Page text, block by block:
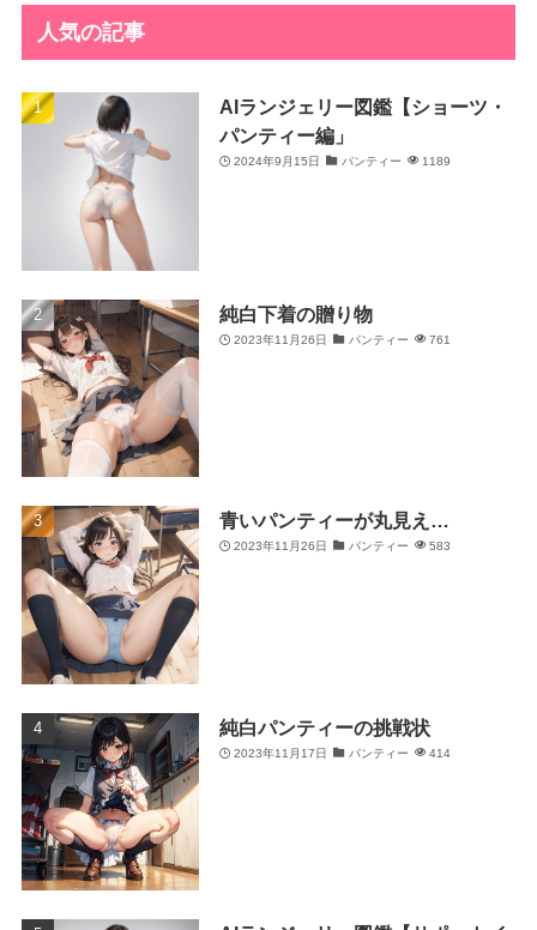
人気の記事
AIランジェリー図鑑【ショーツ・
パンティー編」
2024年9月15日 パンティー 1189
純白下着の贈り物
2023年11月26日 パンティー 761
青いパンティーが丸見え…
2023年11月26日 パンティー 583
純白パンティーの挑戦状
2023年11月17日 パンティー 414